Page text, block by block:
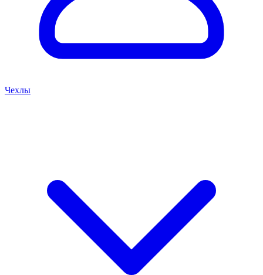
Чехлы